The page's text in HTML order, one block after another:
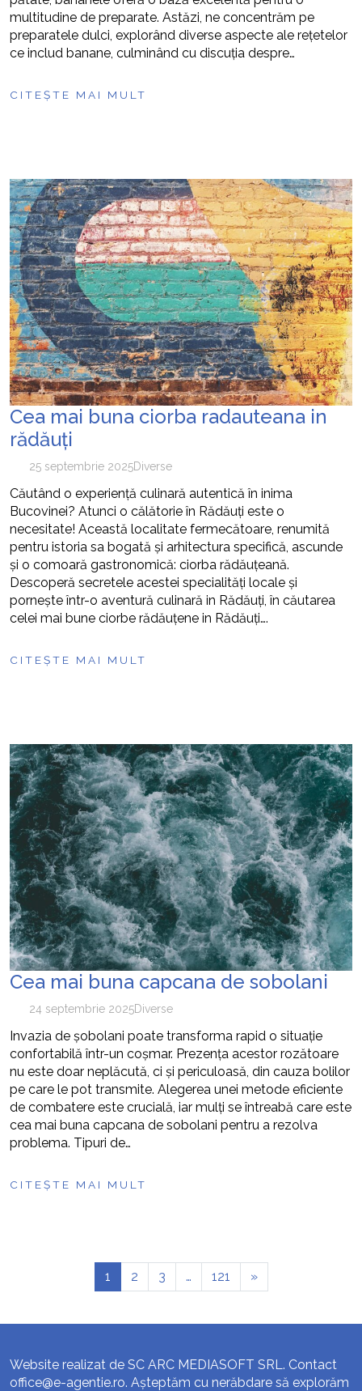
multitudine de preparate. Astăzi, ne concentrăm pe
preparatele dulci, explorând diverse aspecte ale rețetelor
ce includ banane, culminând cu discuția despre…
CITEȘTE MAI MULT
Cea mai buna ciorba radauteana in
rădăuți
25 septembrie 2025Diverse
Căutând o experiență culinară autentică în inima
Bucovinei? Atunci o călătorie în Rădăuți este o
necesitate! Această localitate fermecătoare, renumită
pentru istoria sa bogată și arhitectura specifică, ascunde
și o comoară gastronomică: ciorba rădăuțeană.
Descoperă secretele acestei specialități locale și
pornește într-o aventură culinară in Rădăuți, în căutarea
celei mai bune ciorbe rădăuțene in Rădăuți….
CITEȘTE MAI MULT
Cea mai buna capcana de sobolani
24 septembrie 2025Diverse
Invazia de șobolani poate transforma rapid o situație
confortabilă într-un coșmar. Prezența acestor rozătoare
nu este doar neplăcută, ci și periculoasă, din cauza bolilor
pe care le pot transmite. Alegerea unei metode eficiente
de combatere este crucială, iar mulți se întreabă care este
cea mai buna capcana de sobolani pentru a rezolva
problema. Tipuri de…
CITEȘTE MAI MULT
1 2 3 … 121 »
Website realizat de SC ARC MEDIASOFT SRL. Contact
office@e-agentie.ro. Așteptăm cu nerăbdare să explorăm